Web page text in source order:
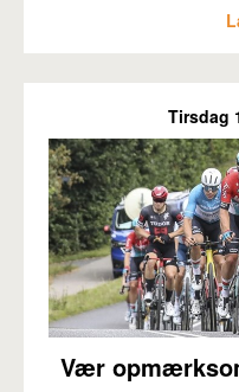
Tirsdag
Vær